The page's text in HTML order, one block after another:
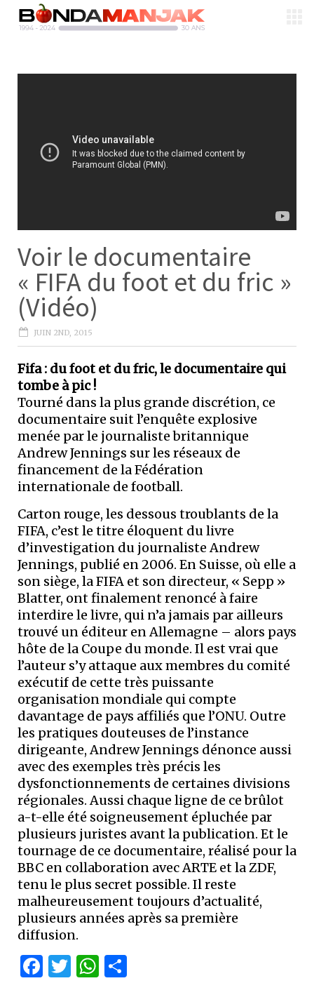
Voir le documentaire
« FIFA du foot et du fric »
(Vidéo)
JUIN 2ND, 2015
Fifa : du foot et du fric, le documentaire qui
tombe à pic !
Tourné dans la plus grande discrétion, ce
documentaire suit l’enquête explosive
menée par le journaliste britannique
Andrew Jennings sur les réseaux de
financement de la Fédération
internationale de football.
Carton rouge, les dessous troublants de la
FIFA, c’est le titre éloquent du livre
d’investigation du journaliste Andrew
Jennings, publié en 2006. En Suisse, où elle a
son siège, la FIFA et son directeur, « Sepp »
Blatter, ont finalement renoncé à faire
interdire le livre, qui n’a jamais par ailleurs
trouvé un éditeur en Allemagne – alors pays
hôte de la Coupe du monde. Il est vrai que
l’auteur s’y attaque aux membres du comité
exécutif de cette très puissante
organisation mondiale qui compte
davantage de pays affiliés que l’ONU. Outre
les pratiques douteuses de l’instance
dirigeante, Andrew Jennings dénonce aussi
avec des exemples très précis les
dysfonctionnements de certaines divisions
régionales. Aussi chaque ligne de ce brûlot
a-t-elle été soigneusement épluchée par
plusieurs juristes avant la publication. Et le
tournage de ce documentaire, réalisé pour la
BBC en collaboration avec ARTE et la ZDF,
tenu le plus secret possible. Il reste
malheureusement toujours d’actualité,
plusieurs années après sa première
diffusion.
Facebook
Twitter
WhatsApp